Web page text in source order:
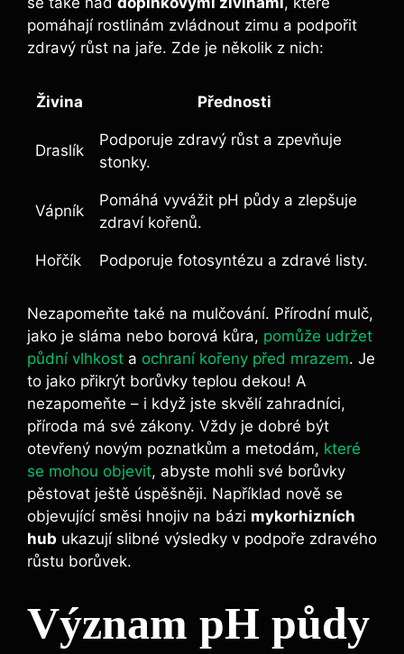
pomáhají⁢ rostlinám zvládnout zimu⁤ a‍ podpořit
zdravý růst na jaře.​ Zde ‍je několik z nich:
Živina Přednosti
Draslík
Podporuje zdravý růst a zpevňuje
stonky.
Vápník
Pomáhá vyvážit⁤ pH půdy ‌a zlepšuje
zdraví kořenů.
Hořčík Podporuje⁢ fotosyntézu a zdravé ⁢listy.
Nezapomeňte také na mulčování. Přírodní mulč,‍
jako je‍ sláma nebo borová kůra, pomůže udržet
půdní vlhkost a ochraní kořeny před mrazem. Je
to ‍jako přikrýt borůvky teplou dekou! A
nezapomeňte‌ – i když jste‌ skvělí zahradníci,
⁤příroda má své zákony.​ Vždy je dobré být
otevřený novým poznatkům a metodám, které
se mohou objevit, abyste mohli své​ borůvky​
pěstovat ještě úspěšněji.‌ Například ⁤nově se
objevující směsi hnojiv na bázi mykorhizních
hub ukazují slibné výsledky⁢ v podpoře zdravého
růstu borůvek.
Význam pH ⁢půdy